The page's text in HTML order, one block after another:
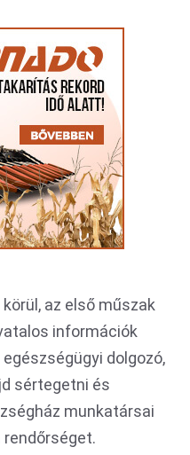
az első műszak
információk
dolgozó,
sértegetni és
munkatársai